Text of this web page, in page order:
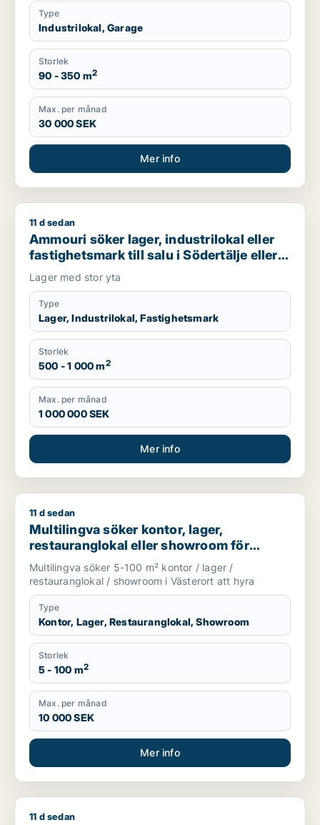
Type
Industrilokal, Garage
Storlek
90 - 350 m2
Max. per månad
30 000 SEK
Mer info
Ammouri söker lager, industrilokal eller fastighetsmark till
11 d sedan
Ammouri söker lager, industrilokal eller
fastighetsmark till salu i Södertälje eller
Söderort
Lager med stor yta
Type
Lager, Industrilokal, Fastighetsmark
Storlek
500 - 1 000 m2
Max. per månad
1 000 000 SEK
Mer info
Multilingva söker kontor, lager, restauranglokal eller
11 d sedan
Multilingva söker kontor, lager,
restauranglokal eller showroom för
uthyrning i Västerort
Multilingva söker 5-100 m² kontor / lager /
restauranglokal / showroom i Västerort att hyra
Type
Kontor, Lager, Restauranglokal, Showroom
Storlek
5 - 100 m2
Max. per månad
10 000 SEK
Mer info
Jag söker garage för uthyrning i Solna
11 d sedan